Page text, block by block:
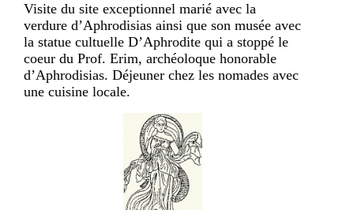
Visite du site exceptionnel marié avec la
verdure d’Aphrodisias ainsi que son musée avec
la statue cultuelle D’Aphrodite qui a stoppé le
coeur du Prof. Erim, archéoloque honorable
d’Aphrodisias. Déjeuner chez les nomades avec
une cuisine locale.